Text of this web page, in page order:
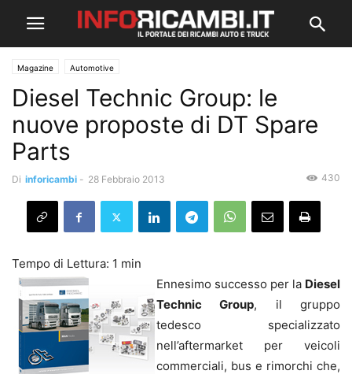
Magazine Automotive
Diesel Technic Group: le
nuove proposte di DT Spare
Parts
Di inforicambi - 28 Febbraio 2013 430
Ennesimo successo per la Diesel
Technic Group, il gruppo
tedesco specializzato
nell’aftermarket per veicoli
commerciali, bus e rimorchi che,